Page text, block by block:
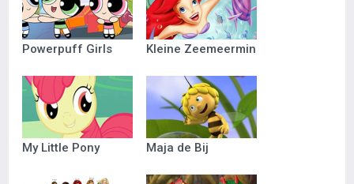
Powerpuff Girls Kleine Zeemeermin
My Little Pony Maja de Bij